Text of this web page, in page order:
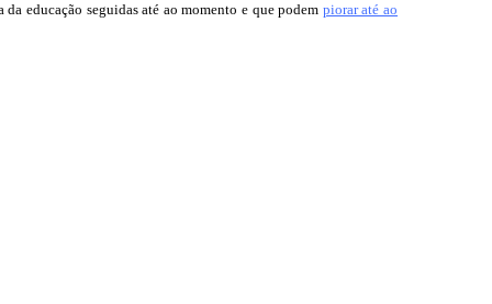
educação seguidas até ao momento e que podem piorar até ao